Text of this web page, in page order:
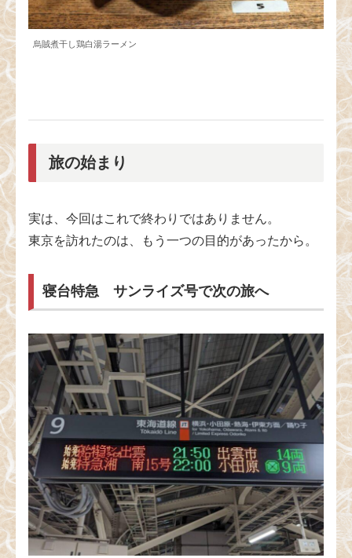
烏賊煮干し鶏白湯ラーメン
旅の始まり
実は、今回はこれで終わりではありません。
東京を訪れたのは、もう一つの目的があったから。
寝台特急 サンライズ号で次の旅へ